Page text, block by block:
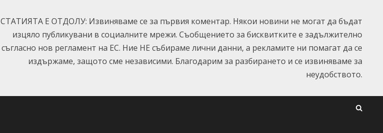
СТАТИЯТА Е ОТДОЛУ: Извиняваме се за първия коментар. Някои новини не могат да бъдат
изцяло публикувани в социалните мрежи. Съобщението за бисквитките е задължително
съгласно нов регламент на ЕС. Ние НЕ събираме лични данни, а рекламите ни помагат да се
издържаме, защото сме независими. Благодарим за разбирането и се извиняваме за
неудобството.